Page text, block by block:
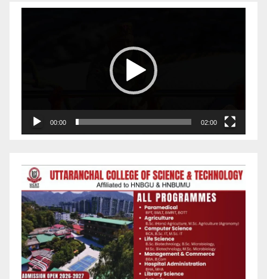
00:00 02:00